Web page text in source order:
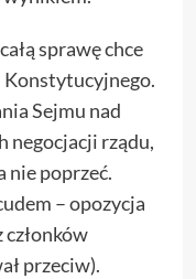
sprawę chce
Konstytucyjnego.
Sejmu nad
negocjacji rządu,
nie poprzeć.
– opozycja
członków
przeciw).